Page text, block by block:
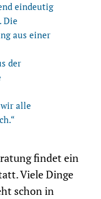
eindeutig
Die
aus einer
der
alle
findet ein
Viele Dinge
schon in